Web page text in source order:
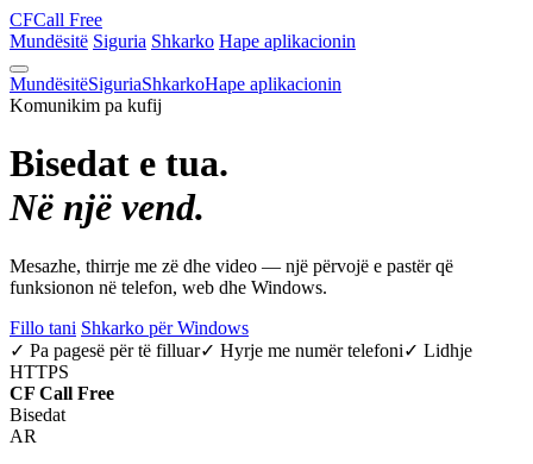
CFCall Free
Mundësitë Siguria Shkarko Hape aplikacionin
MundësitëSiguriaShkarkoHape aplikacionin
Komunikim pa kufij
Bisedat e tua.
Në një vend.
Mesazhe, thirrje me zë dhe video — një përvojë e pastër që
funksionon në telefon, web dhe Windows.
Fillo tani Shkarko për Windows
✓ Pa pagesë për të filluar✓ Hyrje me numër telefoni✓ Lidhje
HTTPS
CF Call Free
Bisedat
AR